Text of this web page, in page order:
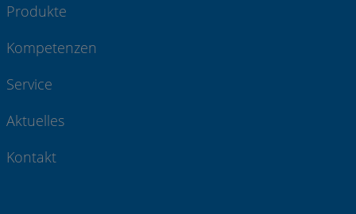
Produkte
Kompetenzen
Service
Aktuelles
Kontakt